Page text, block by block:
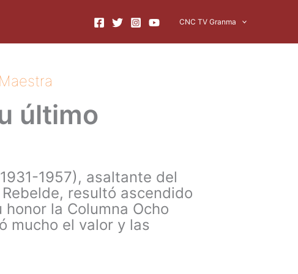
CNC TV Granma
último
1957), asaltante del
resultó ascendido
la Columna Ocho
mucho el valor y las